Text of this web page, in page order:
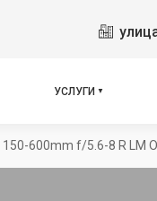
УСЛУГИ
150-600mm f/5.6-8 R LM